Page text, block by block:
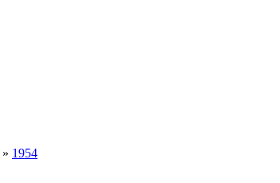
» 1954